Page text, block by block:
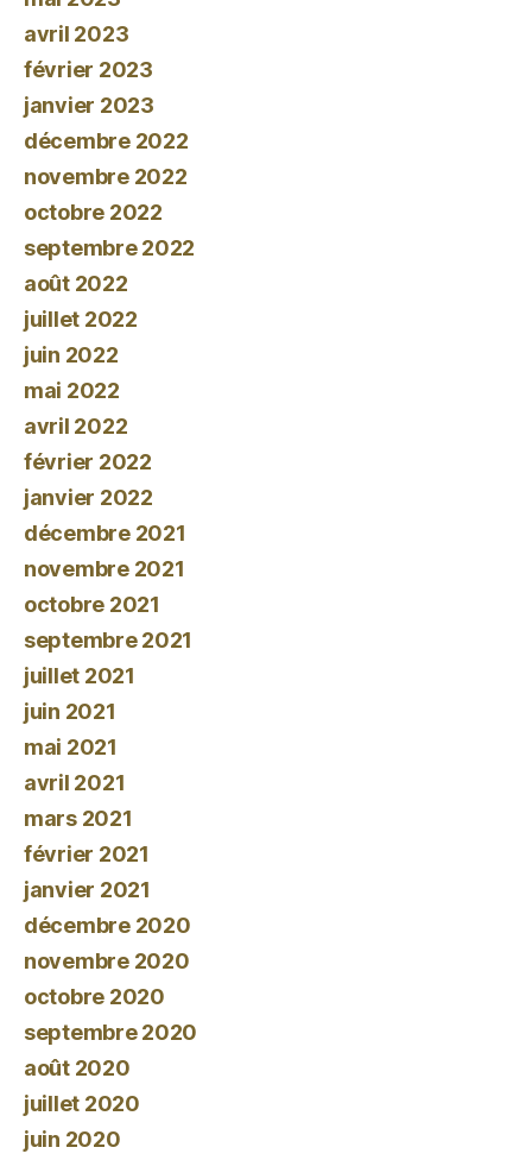
avril 2023
février 2023
janvier 2023
décembre 2022
novembre 2022
octobre 2022
septembre 2022
août 2022
juillet 2022
juin 2022
mai 2022
avril 2022
février 2022
janvier 2022
décembre 2021
novembre 2021
octobre 2021
septembre 2021
juillet 2021
juin 2021
mai 2021
avril 2021
mars 2021
février 2021
janvier 2021
décembre 2020
novembre 2020
octobre 2020
septembre 2020
août 2020
juillet 2020
juin 2020